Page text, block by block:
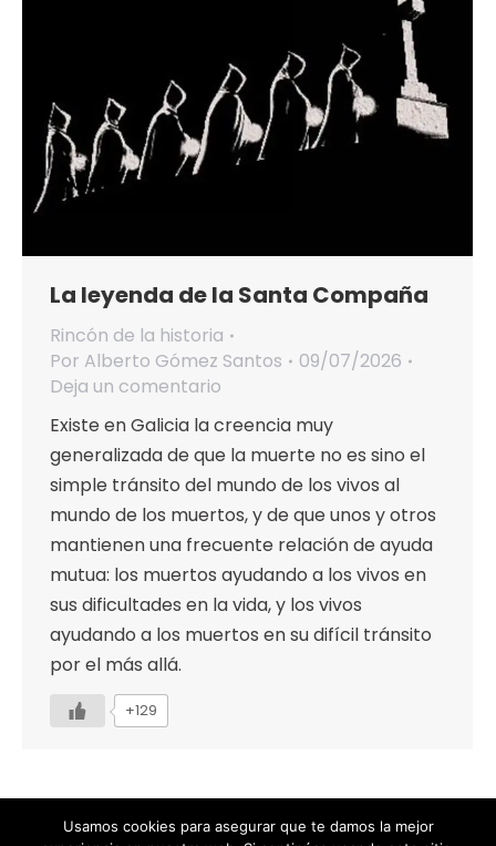
La leyenda de la Santa Compaña
Rincón de la historia
Por Alberto Gómez Santos
09/07/2026
Deja un comentario
Existe en Galicia la creencia muy
generalizada de que la muerte no es sino el
simple tránsito del mundo de los vivos al
mundo de los muertos, y de que unos y otros
mantienen una frecuente relación de ayuda
mutua: los muertos ayudando a los vivos en
sus dificultades en la vida, y los vivos
ayudando a los muertos en su difícil tránsito
por el más allá.
+129
Usamos cookies para asegurar que te damos la mejor